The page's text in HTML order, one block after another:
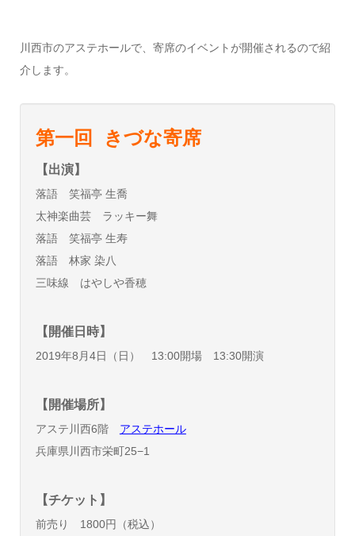
川西市のアステホールで、寄席のイベントが開催されるので紹
介します。
第一回 きづな寄席
【出演】
落語 笑福亭 生喬
太神楽曲芸 ラッキー舞
落語 笑福亭 生寿
落語 林家 染八
三味線 はやしや香穂
【開催日時】
2019年8月4日（日） 13:00開場 13:30開演
【開催場所】
アステ川西6階 アステホール
兵庫県川西市栄町25−1
【チケット】
前売り 1800円（税込）